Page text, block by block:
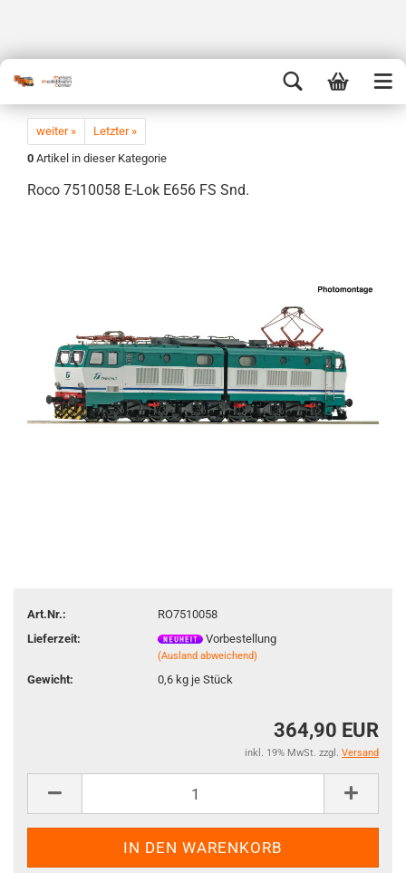
weiter »
Letzter »
0 Artikel in dieser Kategorie
Roco 7510058 E-Lok E656 FS Snd.
Art.Nr.:
RO7510058
Lieferzeit:
Vorbestellung
(Ausland abweichend)
Gewicht: 0,6 kg je Stück
364,90 EUR
inkl. 19% MwSt. zzgl. Versand